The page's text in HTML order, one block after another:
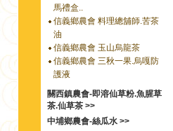
馬禮盒..
信義鄉農會 料理總舖師.苦茶
油
信義鄉農會 玉山烏龍茶
信義鄉農會 三秋一果.烏嘎防
護液
關西鎮農會-即溶仙草粉.魚腥草
茶.仙草茶 >>
中埔鄉農會-絲瓜水 >>